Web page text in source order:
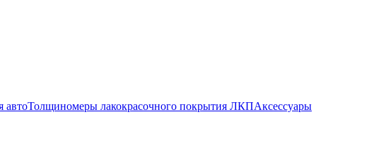
автоТолщиномеры лакокрасочного покрытия ЛКПАксессуары